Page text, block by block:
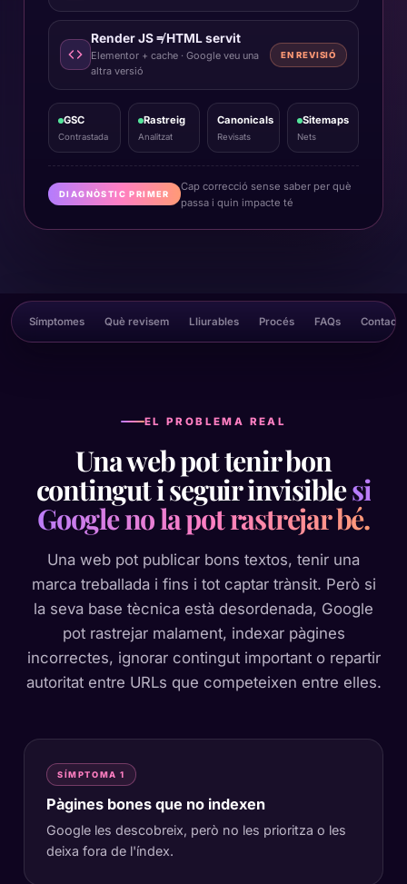
Render JS ≠ HTML servit
Elementor + cache · Google veu una
altra versió
EN REVISIÓ
GSC
Contrastada
Rastreig
Analitzat
Canonicals
Revisats
Sitemaps
Nets
DIAGNÒSTIC PRIMER
Cap correcció sense saber per què
passa i quin impacte té
Símptomes Què revisem Lliurables Procés FAQs Contacte
EL PROBLEMA REAL
Una web pot tenir bon
contingut i seguir invisiblesi
Google no la pot rastrejar bé.
Una web pot publicar bons textos, tenir una
marca treballada i fins i tot captar trànsit. Però si
la seva base tècnica està desordenada, Google
pot rastrejar malament, indexar pàgines
incorrectes, ignorar contingut important o repartir
autoritat entre URLs que competeixen entre elles.
SÍMPTOMA 1
Pàgines bones que no indexen
Google les descobreix, però no les prioritza o les
deixa fora de l'índex.